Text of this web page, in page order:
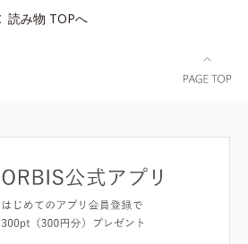
読み物 TOPへ